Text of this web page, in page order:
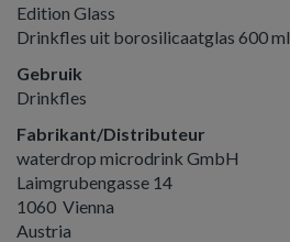
Edition Glass
Drinkfles uit borosilicaatglas 600 ml
Gebruik
Drinkfles
Fabrikant/Distributeur
waterdrop microdrink GmbH
Laimgrubengasse 14
1060 Vienna
Austria